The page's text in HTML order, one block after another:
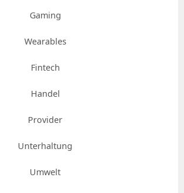
Gaming
Wearables
Fintech
Handel
Provider
Unterhaltung
Umwelt